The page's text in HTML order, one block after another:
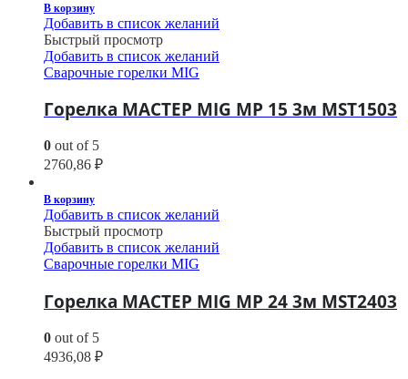
В корзину
Добавить в список желаний
Быстрый просмотр
Добавить в список желаний
Сварочные горелки MIG
Горелка МАСТЕР MIG MP 15 3м MST1503
0 out of 5
2760,86 ₽
В корзину
Добавить в список желаний
Быстрый просмотр
Добавить в список желаний
Сварочные горелки MIG
Горелка МАСТЕР MIG MP 24 3м MST2403
0 out of 5
4936,08 ₽